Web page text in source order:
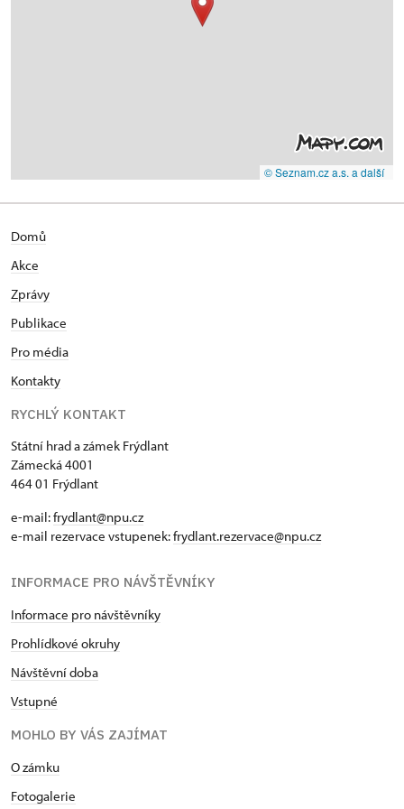
© Seznam.cz a.s. a další
Domů
Akce
Zprávy
Publikace
Pro média
Kontakty
RYCHLÝ KONTAKT
Státní hrad a zámek Frýdlant
Zámecká 4001
464 01 Frýdlant
e-mail:frydlant@npu.cz
e-mail rezervace vstupenek:frydlant.rezervace@npu.cz
INFORMACE PRO NÁVŠTĚVNÍKY
Informace pro návštěvníky
Prohlídkové okruhy
Návštěvní doba
Vstupné
MOHLO BY VÁS ZAJÍMAT
O zámku
Fotogalerie